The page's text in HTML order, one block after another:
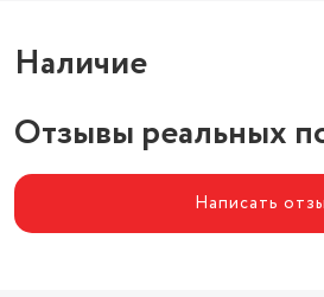
Наличие
Отзывы реальных
Написать